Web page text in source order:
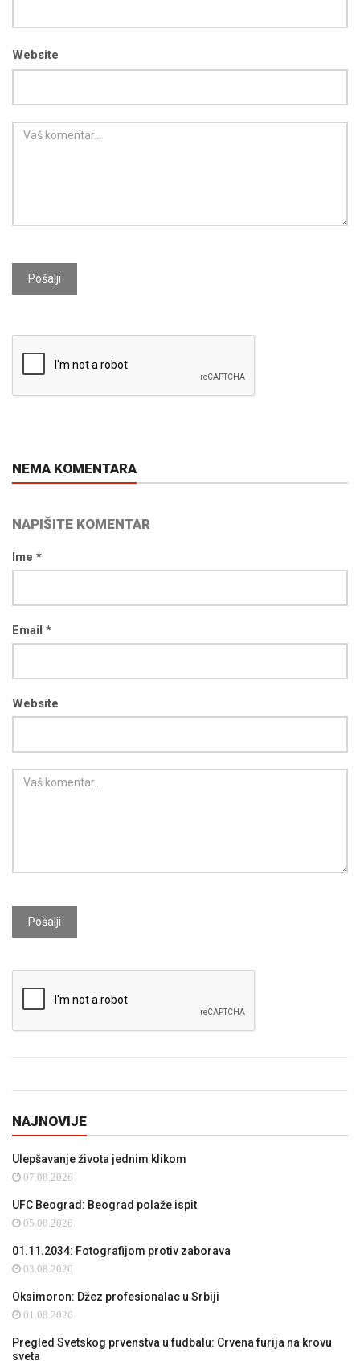
Website
Pošalji
NEMA KOMENTARA
NAPIŠITE KOMENTAR
Ime *
Email *
Website
Pošalji
NAJNOVIJE
Ulepšavanje života jednim klikom
07.08.2026
UFC Beograd: Beograd polaže ispit
05.08.2026
01.11.2034: Fotografijom protiv zaborava
03.08.2026
Oksimoron: Džez profesionalac u Srbiji
01.08.2026
Pregled Svetskog prvenstva u fudbalu: Crvena furija na krovu
sveta